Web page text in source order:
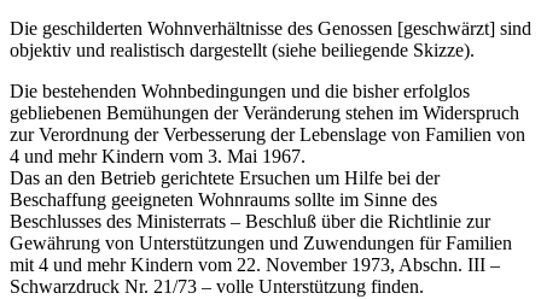
Die geschilderten Wohnverhältnisse des Genossen [geschwärzt] sind
objektiv und realistisch dargestellt (siehe beiliegende Skizze).
Die bestehenden Wohnbedingungen und die bisher erfolglos
gebliebenen Bemühungen der Veränderung stehen im Widerspruch
zur Verordnung der Verbesserung der Lebenslage von Familien von
4 und mehr Kindern vom 3. Mai 1967.
Das an den Betrieb gerichtete Ersuchen um Hilfe bei der
Beschaffung geeigneten Wohnraums sollte im Sinne des
Beschlusses des Ministerrats – Beschluß über die Richtlinie zur
Gewährung von Unterstützungen und Zuwendungen für Familien
mit 4 und mehr Kindern vom 22. November 1973, Abschn. III –
Schwarzdruck Nr. 21/73 – volle Unterstützung finden.